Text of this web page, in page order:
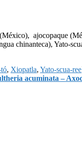
ajocopaque
chinanteca), Yato-
, Xiopatla, Yato-scua-ree
acuminata –